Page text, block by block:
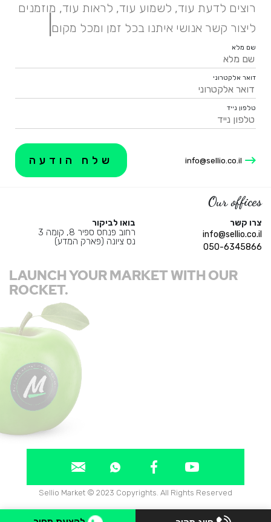
רוצים לדעת עוד, לשמוע עוד, לראות עוד, מוזמנים
ליצור קשר אנושי איתנו בכל זמן ומכל מקום.
|
שם מלא
דואר אלקטרוני
טלפון נייד
info@sellio.co.il
Our offices
צרו קשר
info@sellio.co.il
050-6345866
בואו לביקור
רחוב פנחס ספיר 8, קומה 3
נס ציונה (פארק המדע)
LAUNCH YOUR MARKET WITH OUR
ROCKET.
Sellio Market © 2023 Copyrights. All Rights Reserved